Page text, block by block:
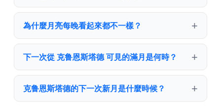
為什麼月亮每晚看起來都不一樣？
下一次從 克鲁恩斯塔德 可見的滿月是何時？
克鲁恩斯塔德的下一次新月是什麼時候？